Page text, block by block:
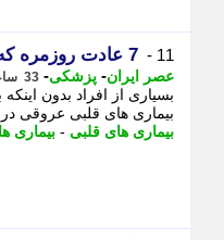
11 - 7 عادت روزمره که ممکن است بدون آنکه متوجه باشید، به قلبتان فشار وارد کنند
عصر ایران- پزشکی- 33 ساعت پیش - پنجشنبه 15 مرداد 1405، 04:05
بسیاری از افراد بدون
بیماری های قلبی عروقی در
بیماری های قلبی - بیماری